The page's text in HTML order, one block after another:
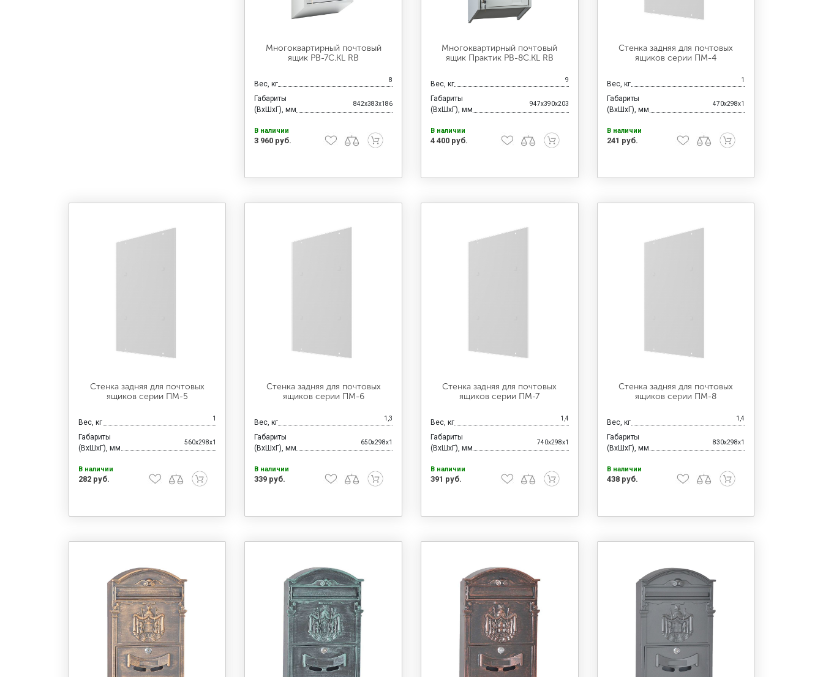
Многоквартирный почтовый
ящик PB-7C.KL RВ
Вес, кг 8
Габариты
(ВхШхГ), мм
842x383x186
В наличии
3 960 руб.
Многоквартирный почтовый
ящик Практик PB-8C.KL RВ
Вес, кг 9
Габариты
(ВхШхГ), мм
947x390x203
В наличии
4 400 руб.
Стенка задняя для почтовых
ящиков серии ПМ-4
Вес, кг 1
Габариты
(ВхШхГ), мм
470x298x1
В наличии
241 руб.
Стенка задняя для почтовых
ящиков серии ПМ-5
Вес, кг 1
Габариты
(ВхШхГ), мм
560x298x1
В наличии
282 руб.
Стенка задняя для почтовых
ящиков серии ПМ-6
Вес, кг 1,3
Габариты
(ВхШхГ), мм
650x298x1
В наличии
339 руб.
Стенка задняя для почтовых
ящиков серии ПМ-7
Вес, кг 1,4
Габариты
(ВхШхГ), мм
740x298x1
В наличии
391 руб.
Стенка задняя для почтовых
ящиков серии ПМ-8
Вес, кг 1,4
Габариты
(ВхШхГ), мм
830x298x1
В наличии
438 руб.